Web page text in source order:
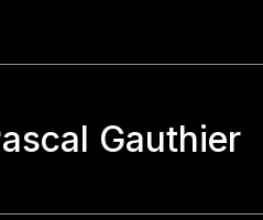
Gauthier